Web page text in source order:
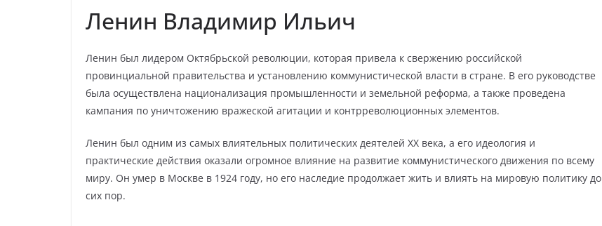
Ленин Владимир Ильич
Ленин был лидером Октябрьской революции, которая привела к свержению российской
провинциальной правительства и установлению коммунистической власти в стране. В его руководстве
была осуществлена национализация промышленности и земельной реформа, а также проведена
кампания по уничтожению вражеской агитации и контрреволюционных элементов.
Ленин был одним из самых влиятельных политических деятелей XX века, а его идеология и
практические действия оказали огромное влияние на развитие коммунистического движения по всему
миру. Он умер в Москве в 1924 году, но его наследие продолжает жить и влиять на мировую политику до
сих пор.